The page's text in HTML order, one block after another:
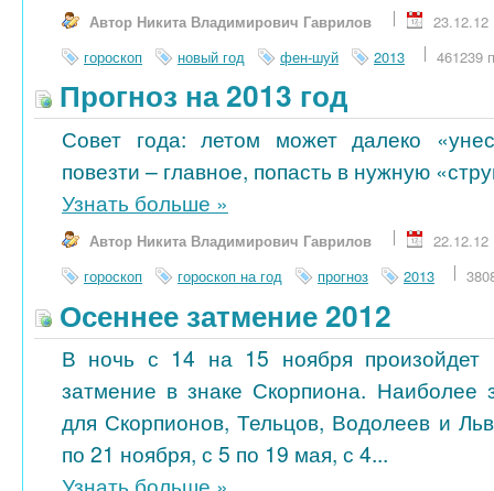
Автор Никита Владимирович Гаврилов
23.12.12
гороскоп
новый год фен-шуй 2013 461239
Прогноз на 2013 год
Совет года: летом может далеко
повезти – главное, попасть в нужную
Узнать больше »
Автор Никита Владимирович Гаврилов
22.12.12
гороскоп
гороскоп на год прогноз 2013
Осеннее затмение 2012
В ночь с 14 на 15 ноября произойдет
затмение в знаке Скорпиона. Наиболее
для Скорпионов, Тельцов, Водолеев и
по 21 ноября, с 5 по 19 мая, с 4...